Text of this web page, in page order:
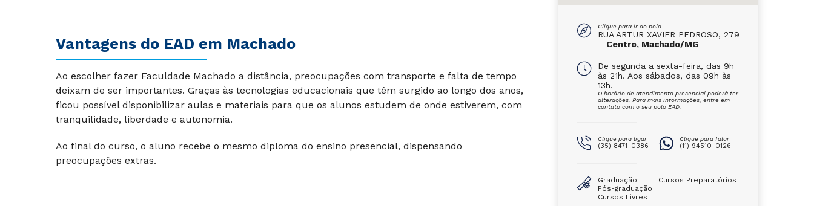
Vantagens do EAD em Machado
Ao escolher fazer Faculdade Machado a distância, preocupações com transporte e falta de tempo
deixam de ser importantes. Graças às tecnologias educacionais que têm surgido ao longo dos anos,
ficou possível disponibilizar aulas e materiais para que os alunos estudem de onde estiverem, com
tranquilidade, liberdade e autonomia.
Ao final do curso, o aluno recebe o mesmo diploma do ensino presencial, dispensando
preocupações extras.
Clique para ir ao polo
RUA ARTUR XAVIER PEDROSO, 279
– Centro, Machado/MG
De segunda a sexta-feira, das 9h
às 21h. Aos sábados, das 09h às
13h.
O horário de atendimento presencial poderá ter
alterações. Para mais informações, entre em
contato com o seu polo EAD.
Clique para ligar
(35) 8471-0386
Clique para falar
(11) 94510-0126
Graduação
Pós-graduação
Cursos Livres
Cursos Preparatórios